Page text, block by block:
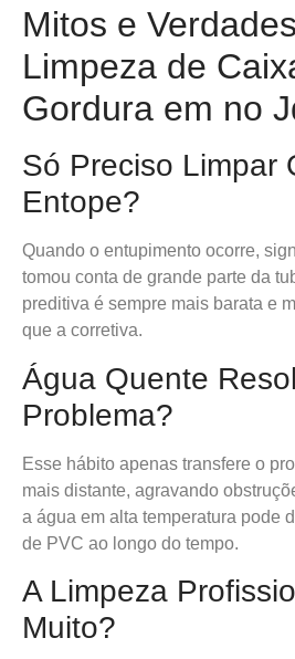
Mitos e
Limpeza de
Gordura em no
Só Preciso Limpar
Entope?
Quando o entupimento ocorre,
tomou conta de grande parte da
preditiva é sempre mais barata e
que a corretiva.
Água Quente
Problema?
Esse hábito apenas transfere o
mais distante, agravando
a água em alta temperatura pode
de PVC ao longo do tempo.
A Limpeza
Muito?